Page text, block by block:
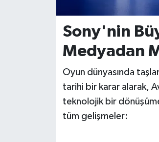
Sony'nin
Medyadan
Oyun dünyasında
tarihi bir karar alarak,
teknolojik bir
tüm gelişmeler:
KENT GÜNDEMİ
KÜLTÜR-SANAT